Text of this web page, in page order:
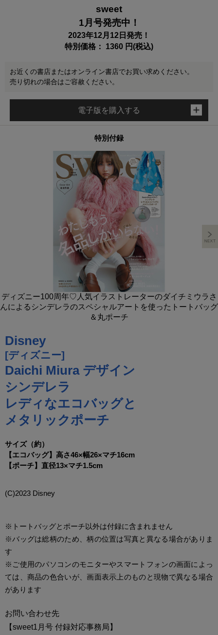
sweet
1月号発売中！
2023年12月12日発売！
特別価格： 1360 円(税込)
お近くの書店またはオンライン書店でお買い求めください。
売り切れの場合はご容赦ください。
電子版を購入する
特別付録
ディズニー100周年♡人気イラストレーターのダイチミウラさ
んによるシンデレラのスペシャルアートを使ったトートバッグ
＆丸ポーチ
Disney
[ディズニー]
Daichi Miura デザイン
シンデレラ
レディなエコバッグと
メタリックポーチ
サイズ（約）
【エコバッグ】高さ46×幅26×マチ16cm
【ポーチ】直径13×マチ1.5cm
(C)2023 Disney
※トートバッグとポーチ以外は付録に含まれません
※バッグは総柄のため、柄の位置は写真と異なる場合がありま
す
※ご使用のパソコンのモニターやスマートフォンの画面によっ
ては、商品の色合いが、画面表示上のものと現物で異なる場合
があります
お問い合わせ先
【sweet1月号 付録対応事務局】